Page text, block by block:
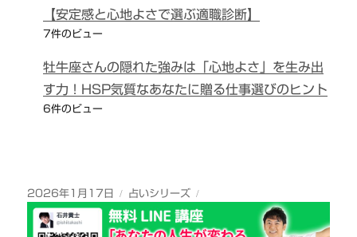
【安定感と心地よさで選ぶ適職診断】
7件のビュー
牡牛座さんの隠れた強みは「心地よさ」を生み出
す力！HSP気質なあなたに贈る仕事選びのヒント
6件のビュー
投
稿
2026年1月17日
カ
テ
ゴ
占いシリーズ